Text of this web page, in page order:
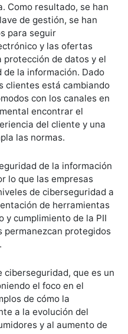
Como resultado, se han
de gestión, se han
para seguir
y las ofertas
protección de datos y el
la información. Dado
clientes está cambiando
con los canales en
encontrar el
del cliente y una
las normas.
de la información
lo que las empresas
de ciberseguridad a
de herramientas
y cumplimiento de la PII
permanezcan protegidos
ciberseguridad, que es un
el foco en el
de cómo la
a la evolución del
y al aumento de